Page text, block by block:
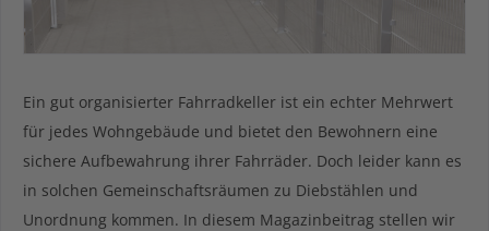
Ein gut organisierter Fahrradkeller ist ein echter Mehrwert
für jedes Wohngebäude und bietet den Bewohnern eine
sichere Aufbewahrung ihrer Fahrräder. Doch leider kann es
in solchen Gemeinschaftsräumen zu Diebstählen und
Unordnung kommen. In diesem Magazinbeitrag stellen wir